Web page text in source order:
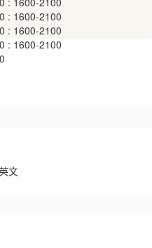
: 1600-2100
: 1600-2100
: 1600-2100
文